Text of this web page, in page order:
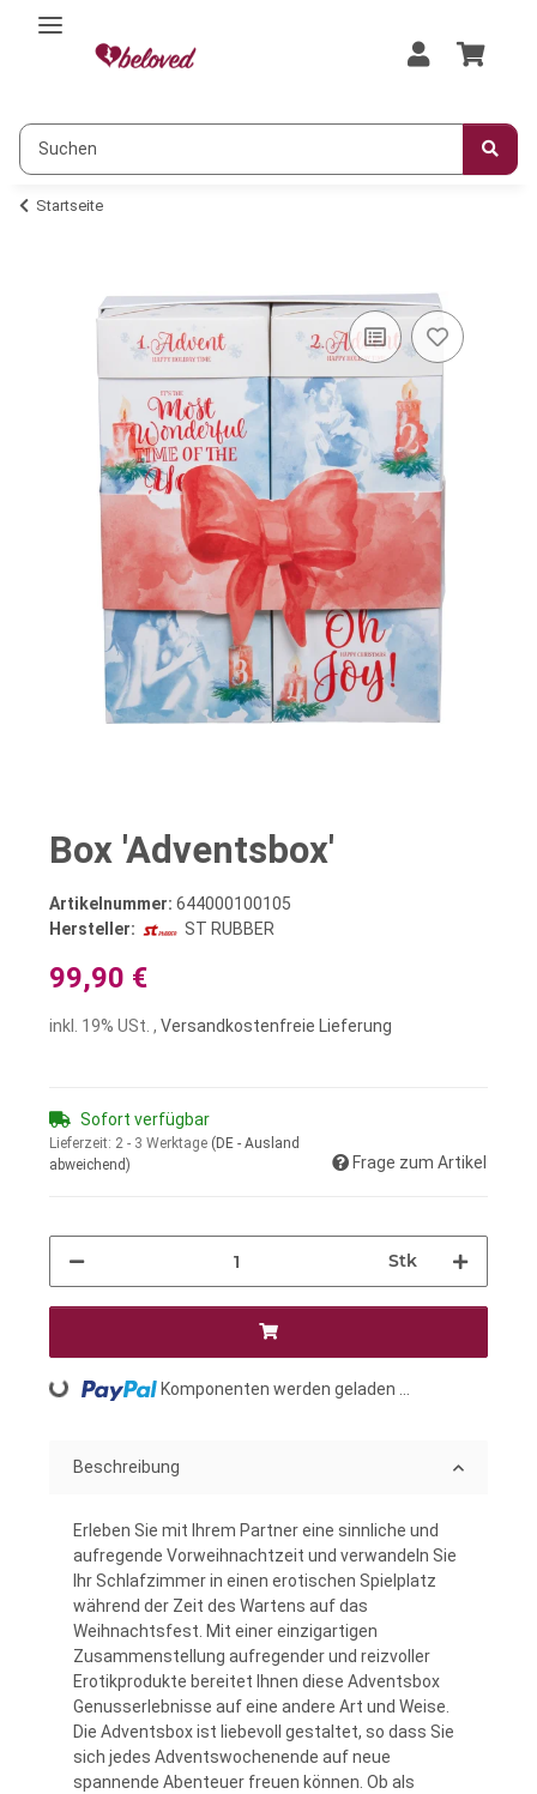
Startseite
Box 'Adventsbox'
Artikelnummer: 644000100105
Hersteller:
ST RUBBER
99,90 €
inkl. 19% USt. , Versandkostenfreie Lieferung
Sofort verfügbar
Lieferzeit: 2 - 3 Werktage (DE - Ausland
abweichend)
Frage zum Artikel
Stk
Loading... Komponenten werden geladen ...
Beschreibung
Erleben Sie mit Ihrem Partner eine sinnliche und
aufregende Vorweihnachtzeit und verwandeln Sie
Ihr Schlafzimmer in einen erotischen Spielplatz
während der Zeit des Wartens auf das
Weihnachtsfest. Mit einer einzigartigen
Zusammenstellung aufregender und reizvoller
Erotikprodukte bereitet Ihnen diese Adventsbox
Genusserlebnisse auf eine andere Art und Weise.
Die Adventsbox ist liebevoll gestaltet, so dass Sie
sich jedes Adventswochenende auf neue
spannende Abenteuer freuen können. Ob als